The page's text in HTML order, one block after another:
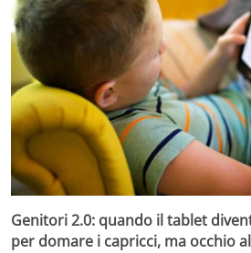
Genitori 2.0: quando il tablet
per domare i capricci, ma occhio